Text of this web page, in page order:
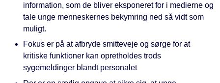
information, som de bliver eksponeret for i medierne og
tale unge menneskernes bekymring ned så vidt som
muligt.
Fokus er på at afbryde smitteveje og sørge for at
kritiske funktioner kan opretholdes trods
sygemeldinger blandt personalet